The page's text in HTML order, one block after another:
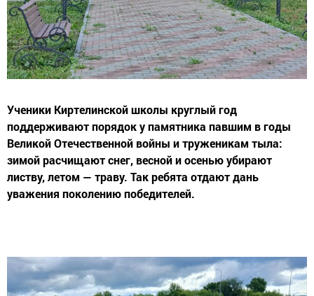
Ученики Киртелинской школы круглый год
поддерживают порядок у памятника павшим в годы
Великой Отечественной войны и труженикам тыла:
зимой расчищают снег, весной и осенью убирают
листву, летом — траву. Так ребята отдают дань
уважения поколению победителей.